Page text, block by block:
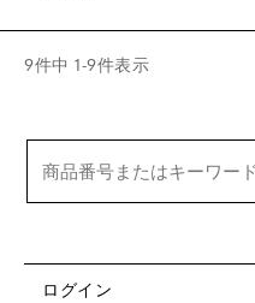
9件中 1-9件表示
ログイン